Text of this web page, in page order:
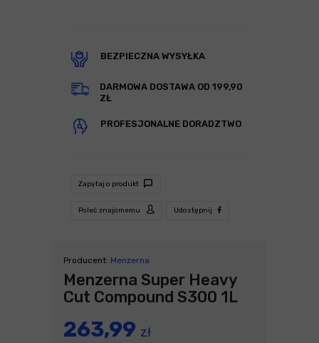
BEZPIECZNA WYSYŁKA
DARMOWA DOSTAWA OD 199,90
ZŁ
PROFESJONALNE DORADZTWO
Zapytaj o produkt
Poleć znajomemu Udostępnij
Producent: Menzerna
Menzerna Super Heavy
Cut Compound S300 1L
263,99 zł